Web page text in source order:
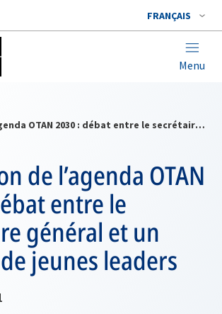
FRANÇAIS
Menu
Définition de l’agenda OTAN 2030 : débat entre le secrétaire général et un groupe de jeunes leaders
de l’agenda OTAN
entre le
général et un
jeunes leaders